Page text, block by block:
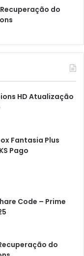
do
HD Atualização
Fantasia Plus
Pago
Code – Prime
do